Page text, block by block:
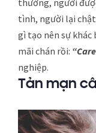
tình, người lại
gì tạo nên sự khác
mãi chán rồi:
nghiệp.
Tản mạn